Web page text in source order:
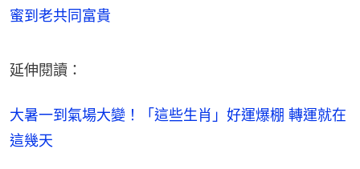
蜜到老共同富貴
延伸閱讀：
大暑一到氣場大變！「這些生肖」好運爆棚 轉運就在
這幾天